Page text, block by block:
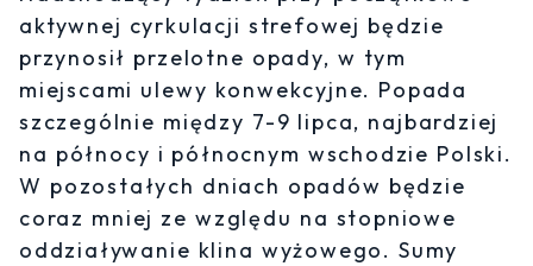
aktywnej cyrkulacji strefowej będzie
przynosił przelotne opady, w tym
miejscami ulewy konwekcyjne. Popada
szczególnie między 7-9 lipca, najbardziej
na północy i północnym wschodzie Polski.
W pozostałych dniach opadów będzie
coraz mniej ze względu na stopniowe
oddziaływanie klina wyżowego. Sumy